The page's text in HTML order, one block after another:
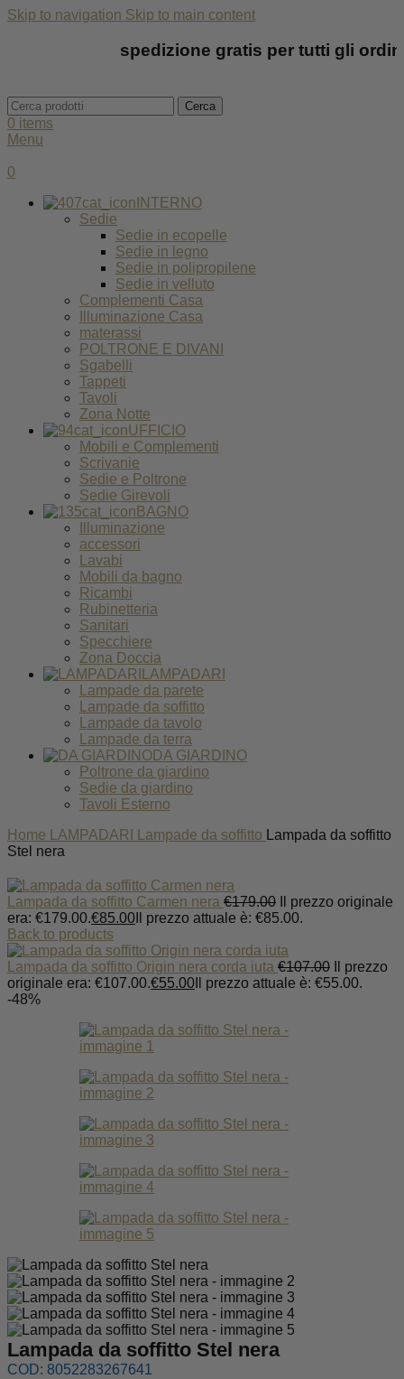
Skip to navigation Skip to main content
spedizione gratis per tutti gli ordini
Cerca
0 items
Menu
0
INTERNO
Sedie
Sedie in ecopelle
Sedie in legno
Sedie in polipropilene
Sedie in velluto
Complementi Casa
Illuminazione Casa
materassi
POLTRONE E DIVANI
Sgabelli
Tappeti
Tavoli
Zona Notte
UFFICIO
Mobili e Complementi
Scrivanie
Sedie e Poltrone
Sedie Girevoli
BAGNO
Illuminazione
accessori
Lavabi
Mobili da bagno
Ricambi
Rubinetteria
Sanitari
Specchiere
Zona Doccia
LAMPADARI
Lampade da parete
Lampade da soffitto
Lampade da tavolo
Lampade da terra
DA GIARDINO
Poltrone da giardino
Sedie da giardino
Tavoli Esterno
Home LAMPADARI Lampade da soffitto Lampada da soffitto
Stel nera
Lampada da soffitto Carmen nera €179.00
Il prezzo originale
era: €179.00.€85.00 Il prezzo attuale è: €85.00.
Back to products
Lampada da soffitto Origin nera corda iuta €107.00
Il prezzo
originale era: €107.00.€55.00 Il prezzo attuale è: €55.00.
-48%
Lampada da soffitto Stel nera
COD: 8052283267641